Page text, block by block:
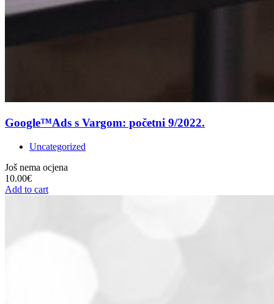
Google™Ads s Vargom: početni 9/2022.
Uncategorized
Još nema ocjena
10.00€
Add to cart